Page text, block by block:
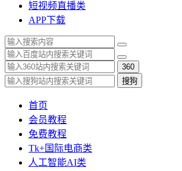
短视频直播类
APP下载
360
搜狗
首页
会员教程
免费教程
Tk+国际电商类
人工智能AI类